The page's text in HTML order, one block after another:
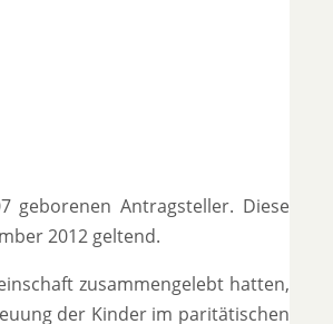
Antragsteller. Diese
2012 geltend.
zusammengelebt hatten,
der Kinder im paritätischen